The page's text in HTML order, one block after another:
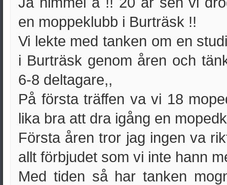
en moppeklubb i Burträsk !!
Vi lekte med tanken om en
i Burträsk genom åren och
6-8 deltagare,,
På första träffen va vi 18
lika bra att dra igång en
Första åren tror jag ingen va
allt förbjudet som vi inte hann
Med tiden så har tanken